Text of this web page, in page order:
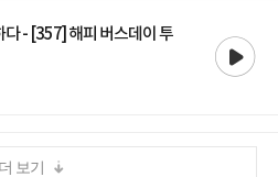
- [357] 해피 버스데이 투
더 보기